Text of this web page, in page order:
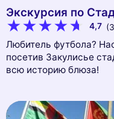
Экскурсия по
4,7
Любитель футбола?
посетив Закулисье
всю историю блюза!